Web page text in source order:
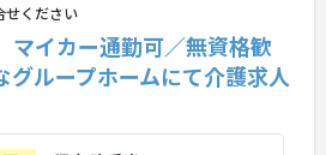
ください
マイカー通勤可／無資格歓
グループホームにて介護求人